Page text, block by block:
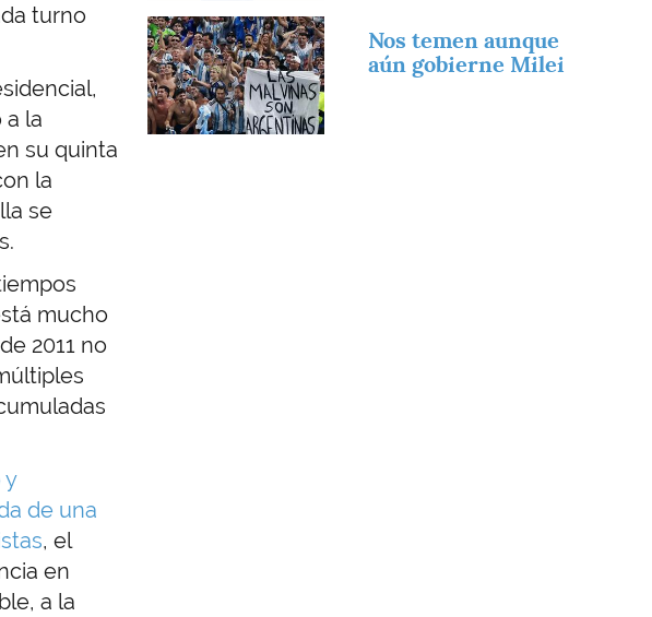
turno
a la
su quinta
la
se
mucho
2011 no
y
de una
, el
en
a la
Imagen
Nos temen aunque
aún gobierne Milei